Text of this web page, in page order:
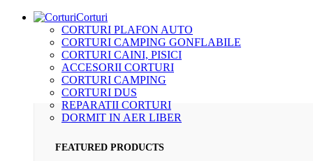
Corturi
CORTURI PLAFON AUTO
CORTURI CAMPING GONFLABILE
CORTURI CAINI, PISICI
ACCESORII CORTURI
CORTURI CAMPING
CORTURI DUS
REPARATII CORTURI
DORMIT IN AER LIBER
FEATURED PRODUCTS